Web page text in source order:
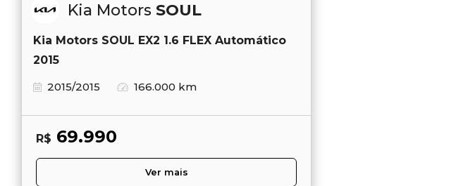
Kia Motors SOUL
Kia Motors SOUL EX2 1.6 FLEX Automático
2015
2015/2015
166.000 km
R$ 69.990
Ver mais